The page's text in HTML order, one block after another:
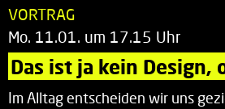
VORTRAG
Mo. 11.01. um 17.15 Uhr
Das ist ja kein Design,
Im Alltag entscheiden wir uns